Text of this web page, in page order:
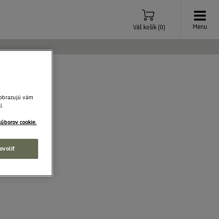
Váš košík (0) Menu
vám
cookie.